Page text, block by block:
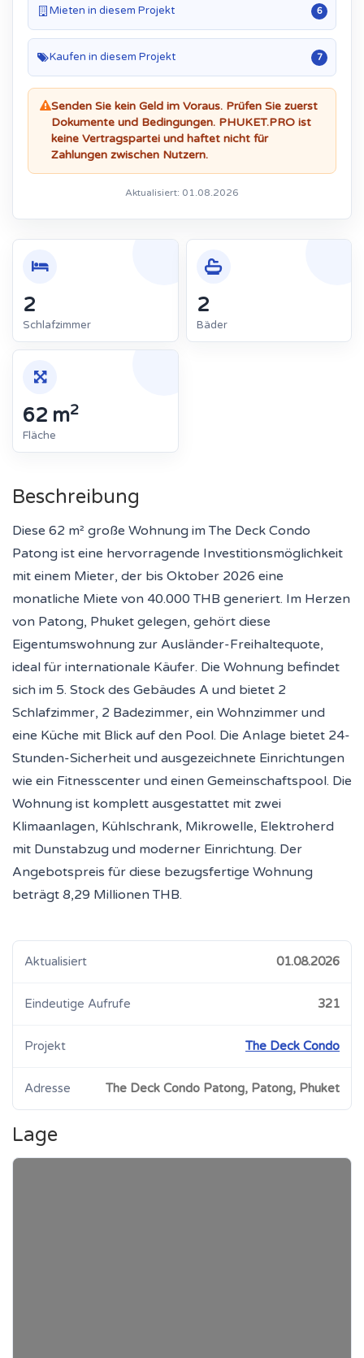
Mieten in diesem Projekt 6
Kaufen in diesem Projekt 7
Senden Sie kein Geld im Voraus. Prüfen Sie zuerst
Dokumente und Bedingungen. PHUKET.PRO ist
keine Vertragspartei und haftet nicht für
Zahlungen zwischen Nutzern.
Aktualisiert: 01.08.2026
2
Schlafzimmer
2
Bäder
62 m2
Fläche
Beschreibung
Diese 62 m² große Wohnung im The Deck Condo
Patong ist eine hervorragende Investitionsmöglichkeit
mit einem Mieter, der bis Oktober 2026 eine
monatliche Miete von 40.000 THB generiert. Im Herzen
von Patong, Phuket gelegen, gehört diese
Eigentumswohnung zur Ausländer-Freihaltequote,
ideal für internationale Käufer. Die Wohnung befindet
sich im 5. Stock des Gebäudes A und bietet 2
Schlafzimmer, 2 Badezimmer, ein Wohnzimmer und
eine Küche mit Blick auf den Pool. Die Anlage bietet 24-
Stunden-Sicherheit und ausgezeichnete Einrichtungen
wie ein Fitnesscenter und einen Gemeinschaftspool. Die
Wohnung ist komplett ausgestattet mit zwei
Klimaanlagen, Kühlschrank, Mikrowelle, Elektroherd
mit Dunstabzug und moderner Einrichtung. Der
Angebotspreis für diese bezugsfertige Wohnung
beträgt 8,29 Millionen THB.
Aktualisiert 01.08.2026
Eindeutige Aufrufe 321
Projekt The Deck Condo
Adresse The Deck Condo Patong, Patong, Phuket
Lage